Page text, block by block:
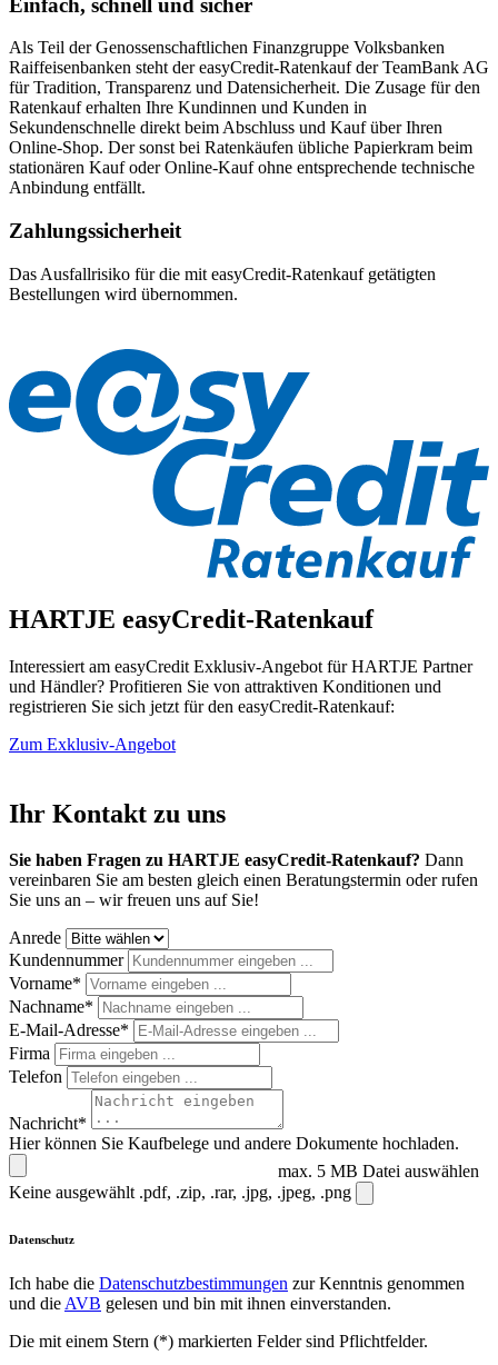
Einfach, schnell und sicher
Als Teil der Genossenschaftlichen Finanzgruppe Volksbanken
Raiffeisenbanken steht der easyCredit-Ratenkauf der TeamBank AG
für Tradition, Transparenz und Datensicherheit. Die Zusage für den
Ratenkauf erhalten Ihre Kundinnen und Kunden in
Sekundenschnelle direkt beim Abschluss und Kauf über Ihren
Online-Shop. Der sonst bei Ratenkäufen übliche Papierkram beim
stationären Kauf oder Online-Kauf ohne entsprechende technische
Anbindung entfällt.
Zahlungssicherheit
Das Ausfallrisiko für die mit easyCredit-Ratenkauf getätigten
Bestellungen wird übernommen.
HARTJE easyCredit-Ratenkauf
Interessiert am easyCredit Exklusiv-Angebot für HARTJE Partner
und Händler? Profitieren Sie von attraktiven Konditionen und
registrieren Sie sich jetzt für den easyCredit-Ratenkauf:
Zum Exklusiv-Angebot
Ihr Kontakt zu uns
Sie haben Fragen zu HARTJE easyCredit-Ratenkauf? Dann
vereinbaren Sie am besten gleich einen Beratungstermin oder rufen
Sie uns an – wir freuen uns auf Sie!
Anrede
Kundennummer
Vorname*
Nachname*
E-Mail-Adresse*
Firma
Telefon
Nachricht*
Hier können Sie Kaufbelege und andere Dokumente hochladen.
max. 5 MB Datei auswählen
Keine ausgewählt .pdf, .zip, .rar, .jpg, .jpeg, .png
Datenschutz
Ich habe die Datenschutzbestimmungen zur Kenntnis genommen
und die AVB gelesen und bin mit ihnen einverstanden.
Die mit einem Stern (*) markierten Felder sind Pflichtfelder.